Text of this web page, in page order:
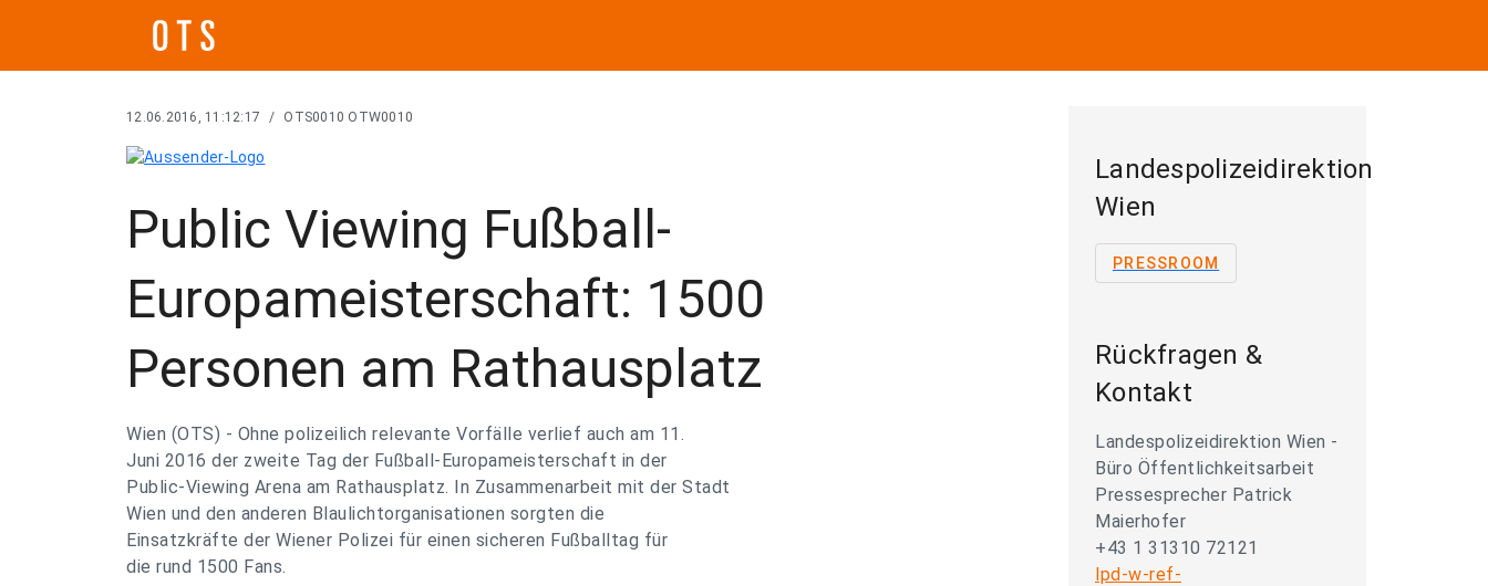
12.06.2016, 11:12:17 / OTS0010 OTW0010
Public Viewing Fußball-
Europameisterschaft: 1500
Personen am Rathausplatz
Wien (OTS) - Ohne polizeilich relevante Vorfälle verlief auch am 11.
Juni 2016 der zweite Tag der Fußball-Europameisterschaft in der
Public-Viewing Arena am Rathausplatz. In Zusammenarbeit mit der Stadt
Wien und den anderen Blaulichtorganisationen sorgten die
Einsatzkräfte der Wiener Polizei für einen sicheren Fußballtag für
die rund 1500 Fans.
Landespolizeidirektion
Wien
PRESSROOM
Rückfragen &
Kontakt
Landespolizeidirektion Wien -
Büro Öffentlichkeitsarbeit
Pressesprecher Patrick
Maierhofer
+43 1 31310 72121
lpd-w-ref-